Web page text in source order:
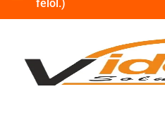
felől.)